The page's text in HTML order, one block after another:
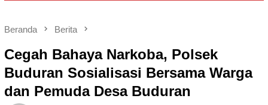
Beranda Berita
Cegah Bahaya Narkoba, Polsek
Buduran Sosialisasi Bersama Warga
dan Pemuda Desa Buduran